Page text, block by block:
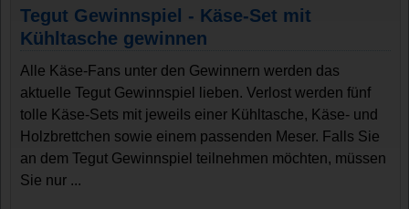
Tegut Gewinnspiel - Käse-Set mit
Kühltasche gewinnen
Alle Käse-Fans unter den Gewinnern werden das
aktuelle Tegut Gewinnspiel lieben. Verlost werden fünf
tolle Käse-Sets mit jeweils einer Kühltasche, Käse- und
Holzbrettchen sowie einem passenden Meser. Falls Sie
an dem Tegut Gewinnspiel teilnehmen möchten, müssen
Sie nur ...